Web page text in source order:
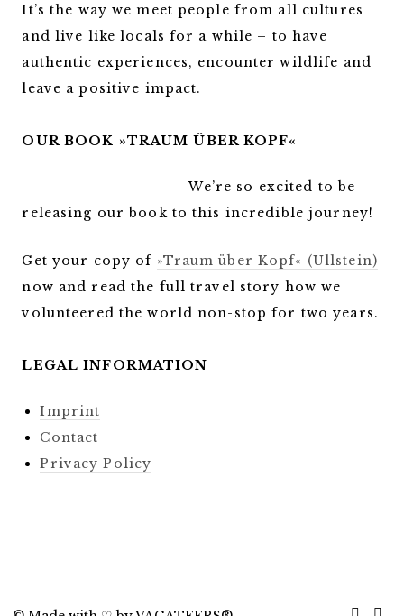
It’s the way we meet people from all cultures
and live like locals for a while – to have
authentic experiences, encounter wildlife and
leave a positive impact.
OUR BOOK »TRAUM ÜBER KOPF«
We’re so excited to be
releasing our book to this incredible journey!
Get your copy of »Traum über Kopf« (Ullstein)
now and read the full travel story how we
volunteered the world non-stop for two years.
LEGAL INFORMATION
Imprint
Contact
Privacy Policy